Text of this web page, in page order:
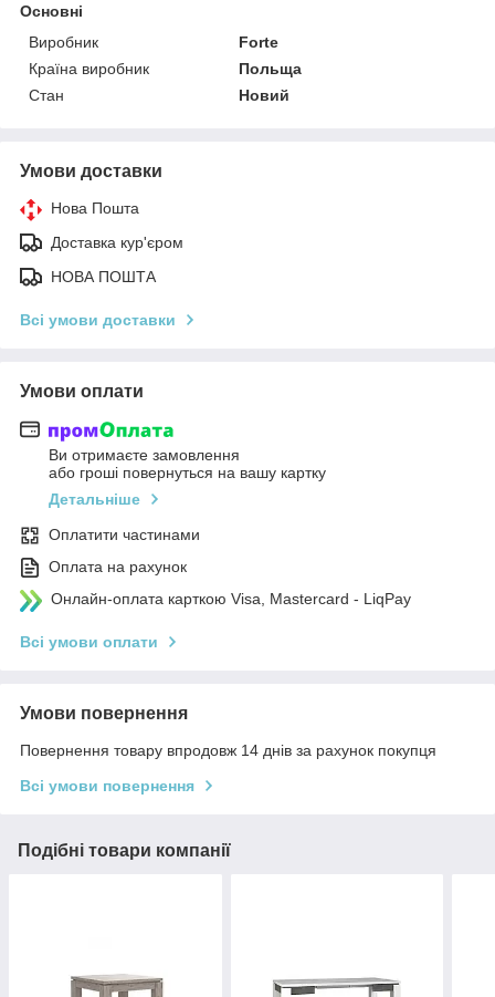
Основні
Виробник
Forte
Країна виробник
Польща
Стан
Новий
Умови доставки
Нова Пошта
Доставка кур'єром
НОВА ПОШТА
Всі умови доставки
Умови оплати
Ви отримаєте замовлення
або гроші повернуться на вашу картку
Детальніше
Оплатити частинами
Оплата на рахунок
Онлайн-оплата карткою Visa, Mastercard - LiqPay
Всі умови оплати
Умови повернення
Повернення товару впродовж 14 днів за рахунок покупця
Всі умови повернення
Подібні товари компанії